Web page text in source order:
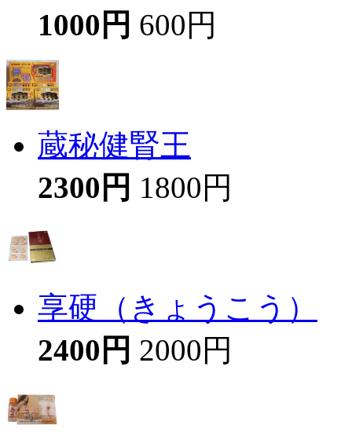
1000円 600円
蔵秘健腎王
2300円 1800円
享硬（きょうこう）
2400円 2000円